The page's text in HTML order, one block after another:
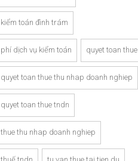
kiểm toán đình trám
phí dịch vụ kiểm toán quyet toan thue
quyet toan thue thu nhap doanh nghiep
quyet toan thue tndn
thue thu nhap doanh nghiep